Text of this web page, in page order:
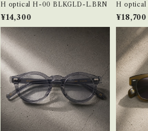
H-09
H-11
H-13
H-14
Towel StudioH optical H-00 BLKGLD-L.BRN
¥14,300 ¥18,700